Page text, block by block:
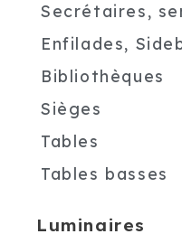
Secrétaires,
Enfilades,
Bibliothèques
Sièges
Tables
Tables basses
Luminaires